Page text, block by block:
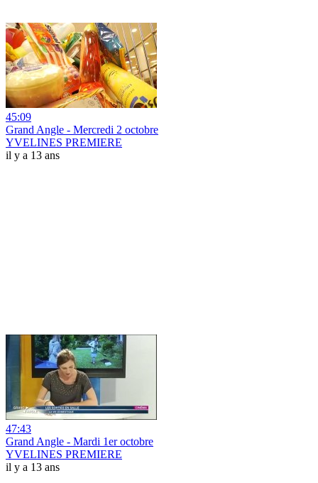
45:09
Grand Angle - Mercredi 2 octobre
YVELINES PREMIERE
il y a 13 ans
47:43
Grand Angle - Mardi 1er octobre
YVELINES PREMIERE
il y a 13 ans